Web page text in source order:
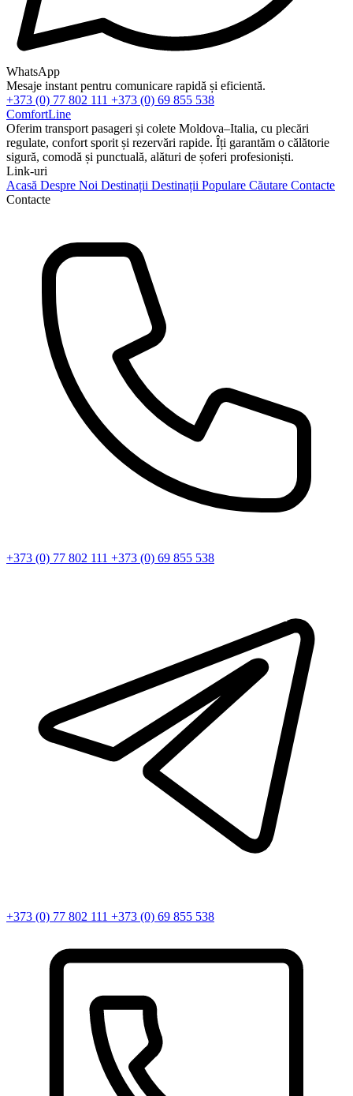
WhatsApp
Mesaje instant pentru comunicare rapidă și eficientă.
+373 (0) 77 802 111 +373 (0) 69 855 538
ComfortLine
Oferim transport pasageri și colete Moldova–Italia, cu plecări
regulate, confort sporit și rezervări rapide. Îți garantăm o călătorie
sigură, comodă și punctuală, alături de șoferi profesioniști.
Link-uri
Acasă Despre Noi Destinații Destinații Populare Căutare Contacte
Contacte
+373 (0) 77 802 111 +373 (0) 69 855 538
+373 (0) 77 802 111 +373 (0) 69 855 538